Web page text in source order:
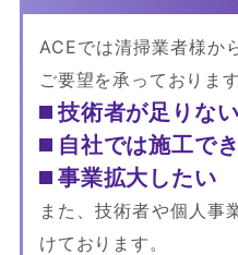
ACEでは清掃業者様か
ご要望を承っております
技術者が足りない
自社では施工で
事業拡大したい
また、技術者や個人事
けております。